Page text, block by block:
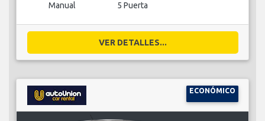
Manual 5 Puerta
VER DETALLES...
ECONÓMICO